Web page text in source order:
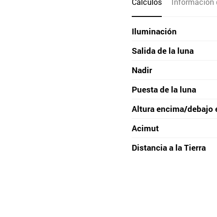
Iluminación
Salida de la luna
Nadir
Puesta de la luna
Altura encima/debajo
Acimut
Distancia a la Tierra